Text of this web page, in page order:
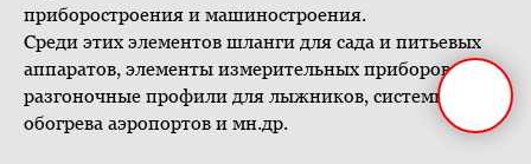
приборостроения и машиностроения.
Среди этих элементов шланги для сада и питьевых
аппаратов, элементы измерительных приборов,
разгоночные профили для лыжников, системы
обогрева аэропортов и мн.др.